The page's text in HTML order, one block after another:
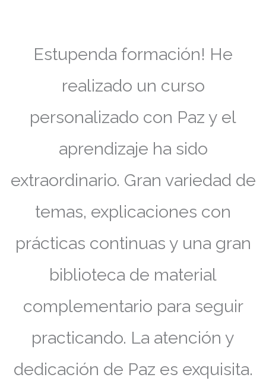
Estupenda formación! He
realizado un curso
personalizado con Paz y el
aprendizaje ha sido
extraordinario. Gran variedad de
temas, explicaciones con
prácticas continuas y una gran
biblioteca de material
complementario para seguir
practicando. La atención y
dedicación de Paz es exquisita.